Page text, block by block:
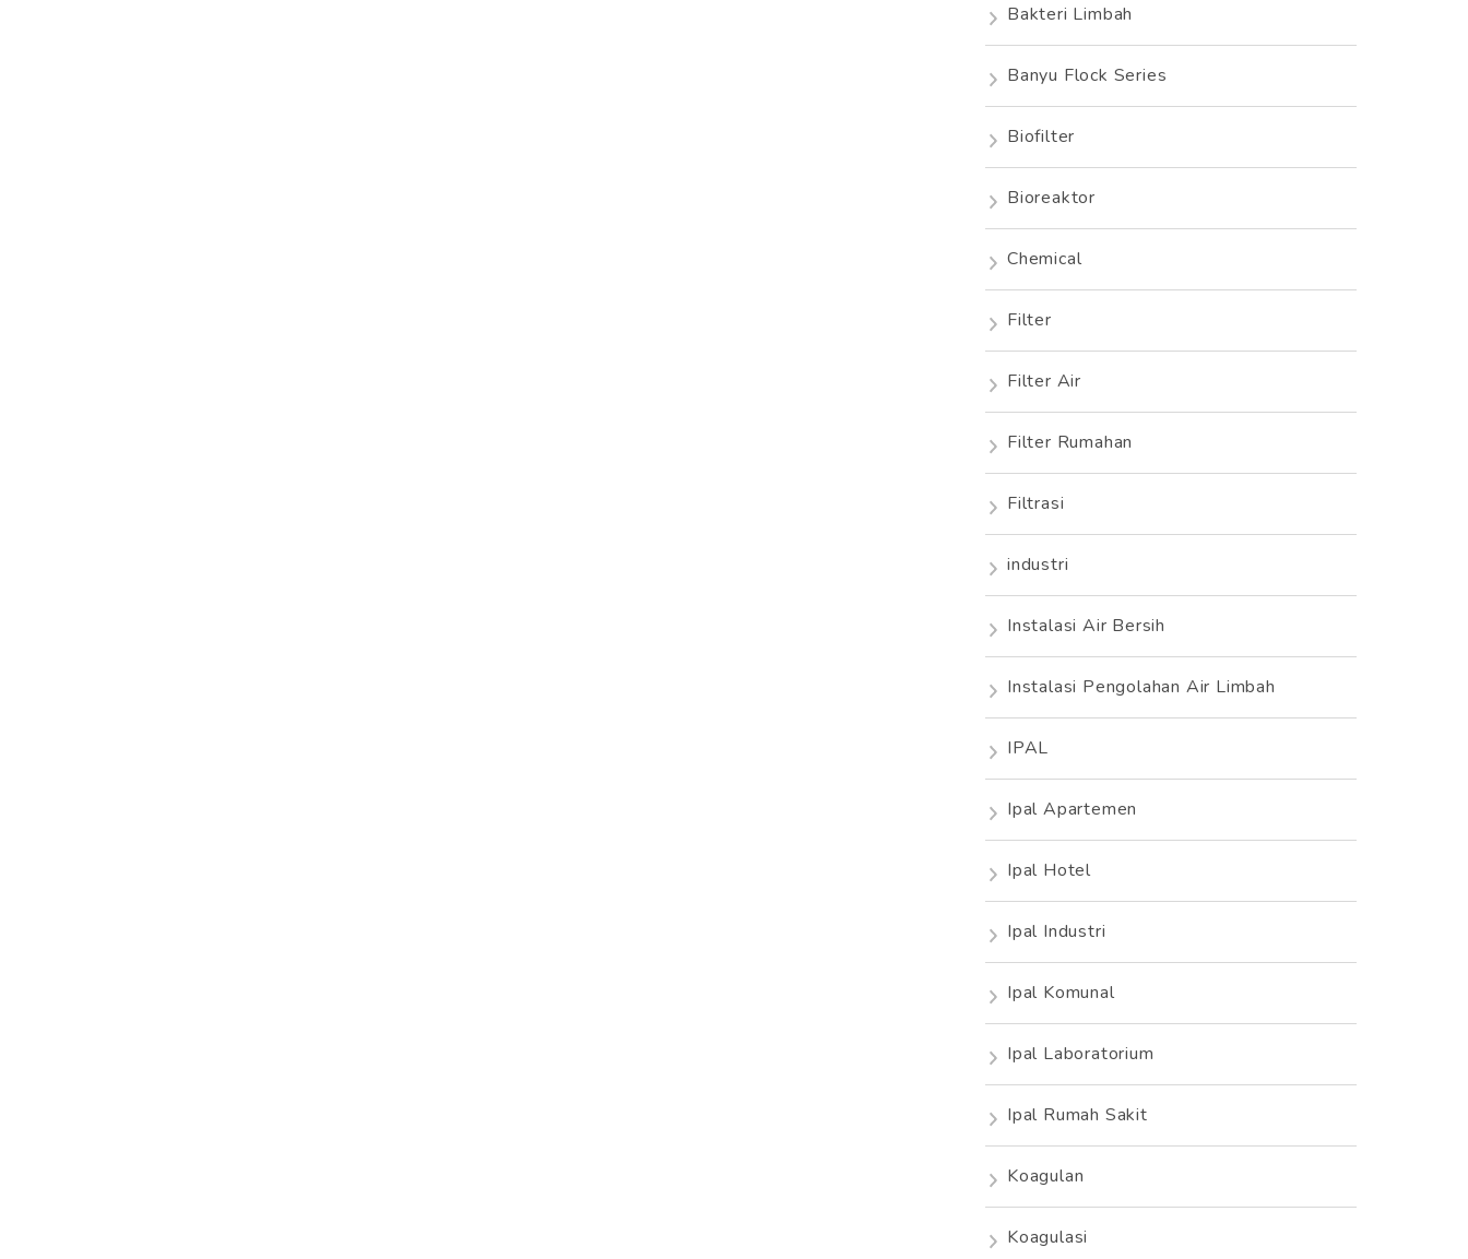
Bakteri Limbah
Banyu Flock Series
Biofilter
Bioreaktor
Chemical
Filter
Filter Air
Filter Rumahan
Filtrasi
industri
Instalasi Air Bersih
Instalasi Pengolahan Air Limbah
IPAL
Ipal Apartemen
Ipal Hotel
Ipal Industri
Ipal Komunal
Ipal Laboratorium
Ipal Rumah Sakit
Koagulan
Koagulasi